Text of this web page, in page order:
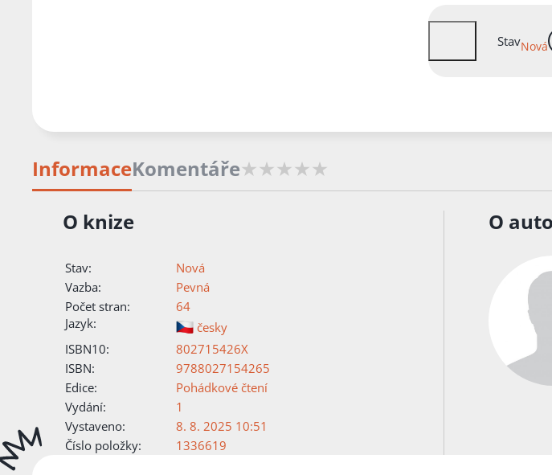
StavNová
InformaceKomentáře
O knize
Stav:
Nová
Vazba:
Pevná
Počet stran:
64
Jazyk:
česky
ISBN10:
802715426X
ISBN:
9788027154265
Edice:
Pohádkové čtení
Vydání:
1
Vystaveno:
8. 8. 2025 10:51
Číslo položky:
1336619
O